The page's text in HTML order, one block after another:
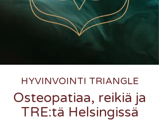
HYVINVOINTI TRIANGLE
Osteopatiaa, reikiä ja
TRE:tä Helsingissä